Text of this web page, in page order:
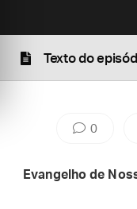
Texto do
0
Evangelho de